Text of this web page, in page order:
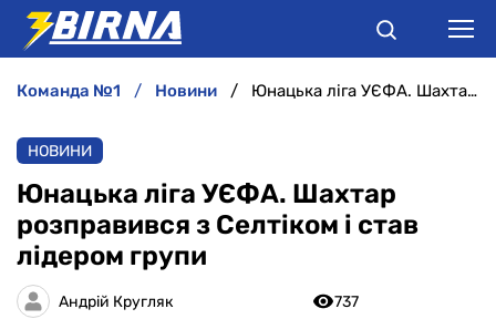
АНАЛІТИКА
ІНТЕРВ'Ю
РІЗНЕ
команда №1 новини Юнацька ліга УЄФА. Шахтар розправився з Селтіком і став лідером групи
НОВИНИ
Юнацька ліга УЄФА. Шахтар
розправився з Селтіком і став
лідером групи
Андрій Кругляк
737